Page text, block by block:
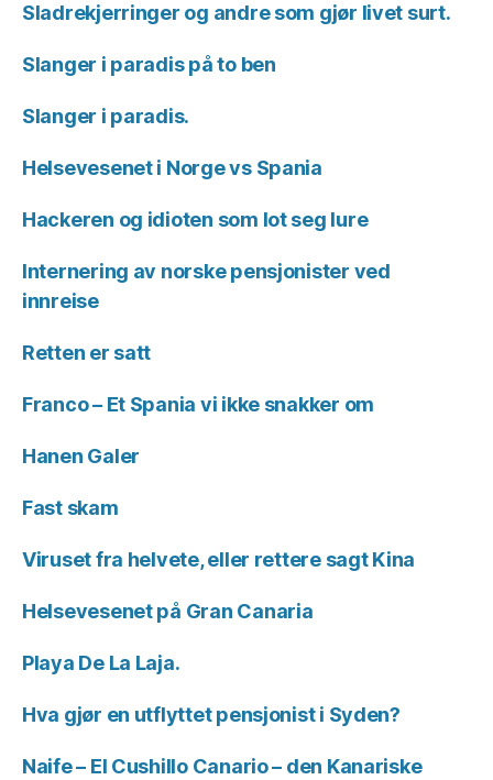
Sladrekjerringer og andre som gjør livet surt.
Slanger i paradis på to ben
Slanger i paradis.
Helsevesenet i Norge vs Spania
Hackeren og idioten som lot seg lure
Internering av norske pensjonister ved
innreise
Retten er satt
Franco – Et Spania vi ikke snakker om
Hanen Galer
Fast skam
Viruset fra helvete, eller rettere sagt Kina
Helsevesenet på Gran Canaria
Playa De La Laja.
Hva gjør en utflyttet pensjonist i Syden?
Naife – El Cushillo Canario – den Kanariske